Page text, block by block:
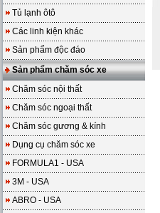
Tủ lạnh ôtô
Các linh kiện khác
Sản phẩm độc đáo
Sản phẩm chăm sóc xe
Chăm sóc nội thất
Chăm sóc ngoại thất
Chăm sóc gương & kính
Dụng cụ chăm sóc xe
FORMULA1 - USA
3M - USA
ABRO - USA